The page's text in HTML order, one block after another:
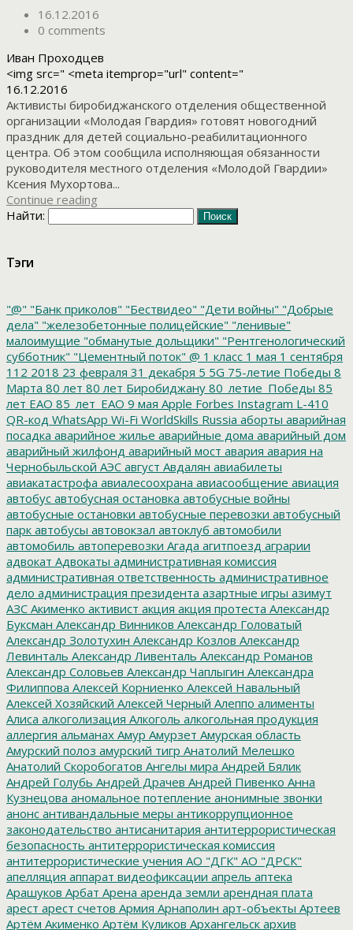
16.12.2016
0 comments
Иван Проходцев
<img src=" <meta itemprop="url" content="
16.12.2016
Активисты биробиджанского отделения общественной
организации «Молодая Гвардия» готовят новогодний
праздник для детей социально-реабилитационного
центра. Об этом сообщила исполняющая обязанности
руководителя местного отделения «Молодой Гвардии»
Ксения Мухортова...
Continue reading
Найти:
Тэги
"@" "Банк приколов" "Бествидео" "Дети войны" "Добрые
дела" "железобетонные полицейские" "ленивые"
малоимущие "обманутые дольщики" "Рентгенологический
субботник" "Цементный поток" @ 1 класс 1 мая 1 сентября
112 2018 23 февраля 31 декабря 5 5G 75-летие Победы 8
Марта 80 лет 80 лет Биробиджану 80_летие_Победы 85
лет ЕАО 85_лет_ЕАО 9 мая Apple Forbes Instagram L-410
QR-код WhatsApp Wi-Fi WorldSkills Russia аборты аварийная
посадка аварийное жилье аварийные дома аварийный дом
аварийный жилфонд аварийный мост авария авария на
Чернобыльской АЭС август Авдалян авиабилеты
авиакатастрофа авиалесоохрана авиасообщение авиация
автобус автобусная остановка автобусные войны
автобусные остановки автобусные перевозки автобусный
парк автобусы автовокзал автоклуб автомобили
автомобиль автоперевозки Агада агитпоезд аграрии
адвокат Адвокаты административная комиссия
административная ответственность административное
дело администрация президента азартные игры азимут
АЗС Акименко активист акция акция протеста Александр
Буксман Александр Винников Александр Головатый
Александр Золотухин Александр Козлов Александр
Левинталь Александр Ливенталь Александр Романов
Александр Соловьев Александр Чаплыгин Александра
Филиппова Алексей Корниенко Алексей Навальный
Алексей Хозяйский Алексей Черный Алеппо алименты
Алиса алкоголизация Алкоголь алкогольная продукция
аллергия альманах Амур Амурзет Амурская область
Амурский полоз амурский тигр Анатолий Мелешко
Анатолий Скоробогатов Ангелы мира Андрей Бялик
Андрей Голубь Андрей Драчев Андрей Пивенко Анна
Кузнецова аномальное потепление анонимные звонки
анонс антивандальные меры антикоррупционное
законодательство антисанитария антитеррористическая
безопасность антитеррористическая комиссия
антитеррористические учения АО "ДГК" АО "ДРСК"
апелляция аппарат видеофиксации апрель аптека
Арашуков Арбат Арена аренда земли арендная плата
арест арест счетов Армия Арнаполин арт-объекты Артеев
Артём Акименко Артём Куликов Архангельск архив